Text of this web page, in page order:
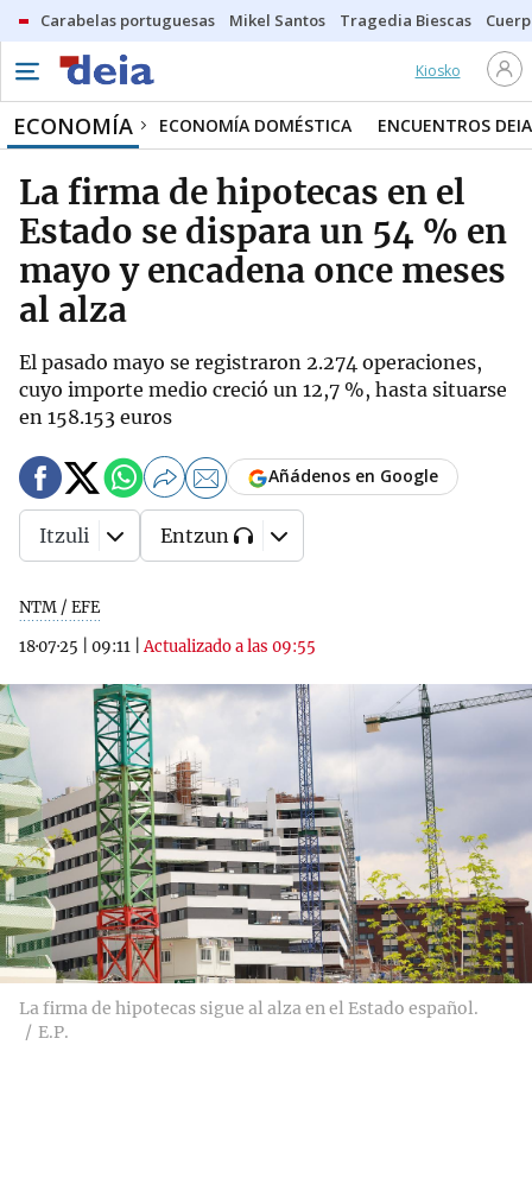
Carabelas portuguesas Mikel Santos Tragedia Biescas
Kiosko
ECONOMÍA ECONOMÍA DOMÉSTICA ENCUENTROS DEIA
La firma de hipotecas en el
Estado se dispara un 54 % en
mayo y encadena once meses
al alza
El pasado mayo se registraron 2.274 operaciones,
cuyo importe medio creció un 12,7 %, hasta situarse
en 158.153 euros
NTM / EFE
18·07·25
09:11 |Actualizado a las 09:55
Añádenos en Google
Itzuli Entzun
La firma de hipotecas sigue al alza en el Estado español.
E.P.